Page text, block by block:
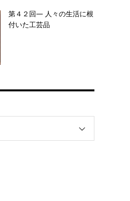
第４２回― 人々の生活に根
付いた工芸品